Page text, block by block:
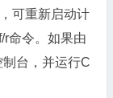
可重新启动计
r命令。如果由
台，并运行C